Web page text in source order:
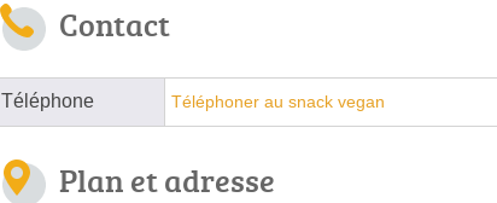
Contact
Téléphone Téléphoner au snack vegan
Plan et adresse